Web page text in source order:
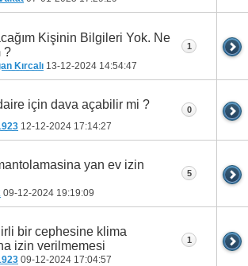
Kişinin Bilgileri Yok. Ne
?
Kırcalı 13-12-2024 14:54:47
1
için dava açabilir mi ?
12-12-2024 17:14:27
0
yan ev izin
09-12-2024 19:19:09
5
bir cephesine klima
izin verilmemesi
09-12-2024 17:04:57
1